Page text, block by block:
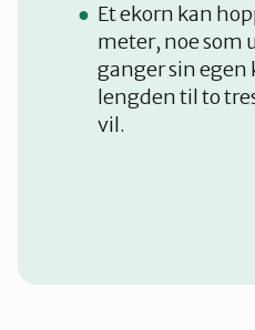
Et ekorn kan
meter, noe som
ganger sin egen
lengden til to
vil.